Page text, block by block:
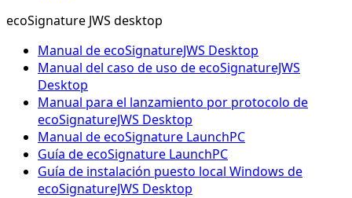
ecoSignature JWS desktop
Manual de ecoSignatureJWS Desktop
Manual del caso de uso de ecoSignatureJWS
Desktop
Manual para el lanzamiento por protocolo de
ecoSignatureJWS Desktop
Manual de ecoSignature LaunchPC
Guía de ecoSignature LaunchPC
Guía de instalación puesto local Windows de
ecoSignatureJWS Desktop